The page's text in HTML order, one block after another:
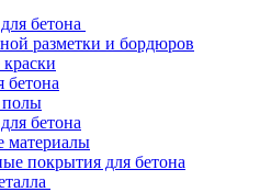
бетона
разметки и бордюров
бетона
бетона
материалы
покрытия для бетона